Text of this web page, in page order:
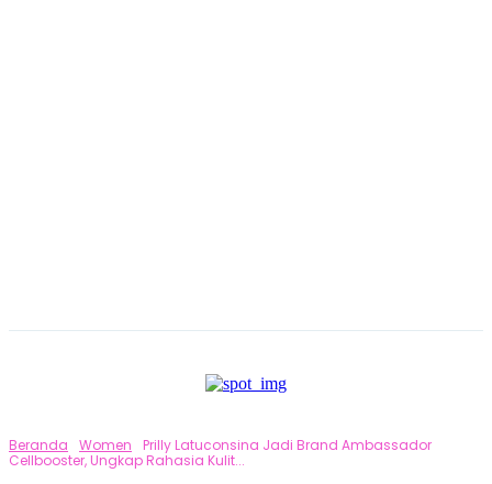
Beranda Women
Prilly Latuconsina Jadi Brand Ambassador
Cellbooster, Ungkap Rahasia Kulit...